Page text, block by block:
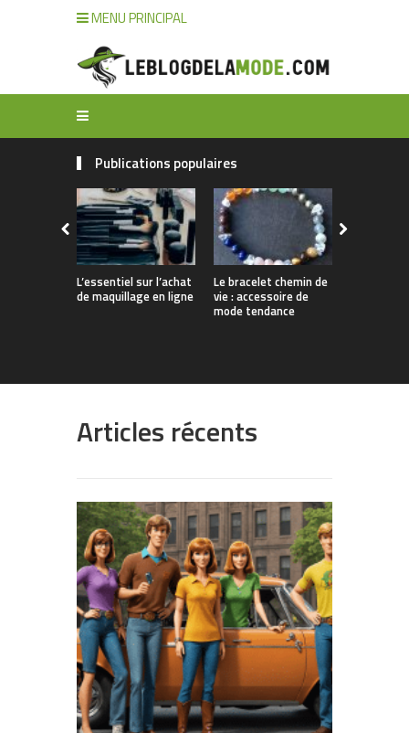
MENU PRINCIPAL
Publications populaires
L’essentiel sur l’achat
de maquillage en ligne
Le bracelet chemin de
vie : accessoire de
mode tendance
Articles récents